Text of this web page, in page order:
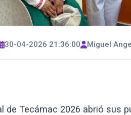
30-04-2026 21:36:00 Miguel
de Tecámac 2026 abrió sus